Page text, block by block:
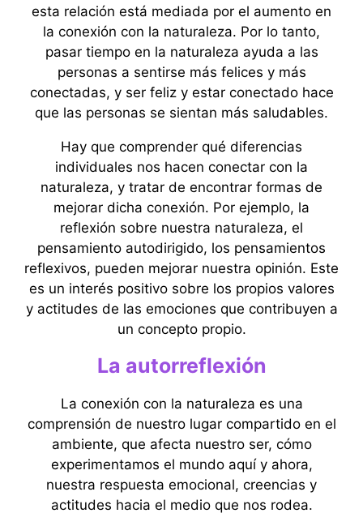
esta relación está mediada por el aumento en
la conexión con la naturaleza. Por lo tanto,
pasar tiempo en la naturaleza ayuda a las
personas a sentirse más felices y más
conectadas, y ser feliz y estar conectado hace
que las personas se sientan más saludables.
Hay que comprender qué diferencias
individuales nos hacen conectar con la
naturaleza, y tratar de encontrar formas de
mejorar dicha conexión. Por ejemplo, la
reflexión sobre nuestra naturaleza, el
pensamiento autodirigido, los pensamientos
reflexivos, pueden mejorar nuestra opinión. Este
es un interés positivo sobre los propios valores
y actitudes de las emociones que contribuyen a
un concepto propio.
La autorreflexión
La conexión con la naturaleza es una
comprensión de nuestro lugar compartido en el
ambiente, que afecta nuestro ser, cómo
experimentamos el mundo aquí y ahora,
nuestra respuesta emocional, creencias y
actitudes hacia el medio que nos rodea.